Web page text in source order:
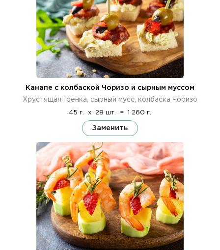
Канапе с колбаской Чоризо и сырным муссом
Хрустящая гренка, сырный мусс, колбаска Чоризо
45 г. x 28 шт. = 1 260 г.
Заменить